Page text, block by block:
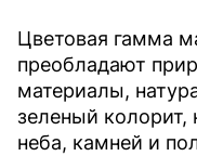
Цветовая гамма
преобладают
материалы,
зеленый колорит,
неба, камней и